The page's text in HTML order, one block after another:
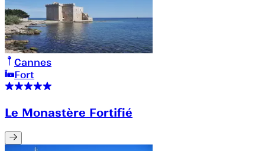
Cannes
Fort
Le Monastère Fortifié